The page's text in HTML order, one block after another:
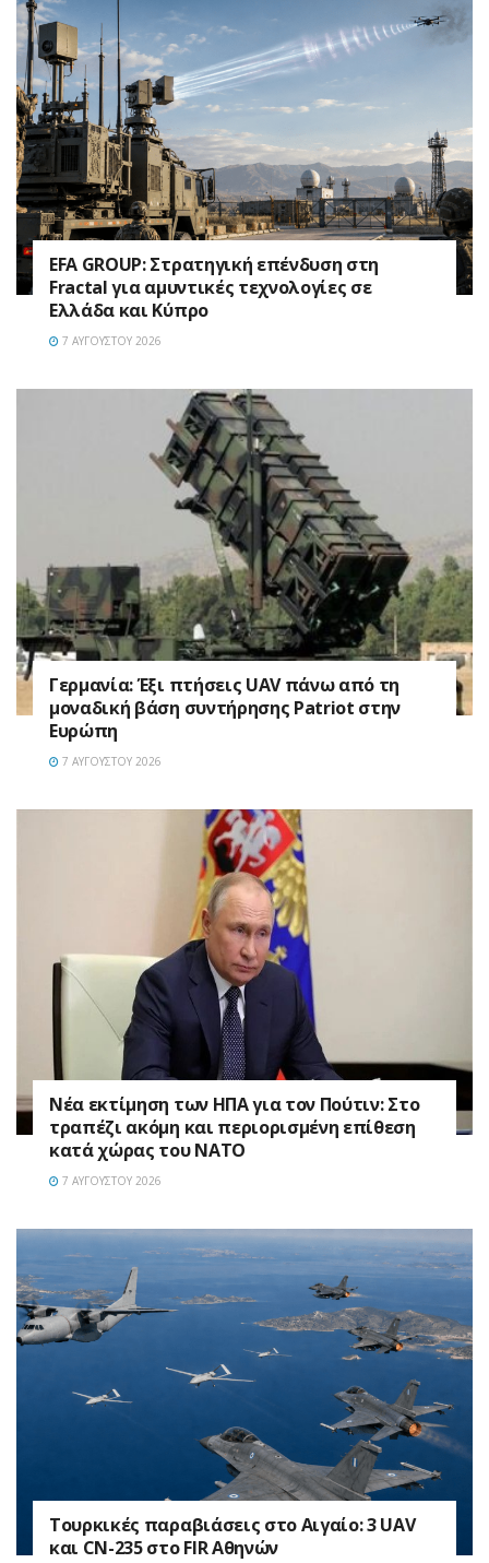
EFA GROUP: Στρατηγική επένδυση στη
Fractal για αμυντικές τεχνολογίες σε
Ελλάδα και Κύπρο
7 ΑΥΓΟΎΣΤΟΥ 2026
Γερμανία: Έξι πτήσεις UAV πάνω από τη
μοναδική βάση συντήρησης Patriot στην
Ευρώπη
7 ΑΥΓΟΎΣΤΟΥ 2026
Νέα εκτίμηση των ΗΠΑ για τον Πούτιν: Στο
τραπέζι ακόμη και περιορισμένη επίθεση
κατά χώρας του ΝΑΤΟ
7 ΑΥΓΟΎΣΤΟΥ 2026
Τουρκικές παραβιάσεις στο Αιγαίο: 3 UAV
και CN-235 στο FIR Αθηνών